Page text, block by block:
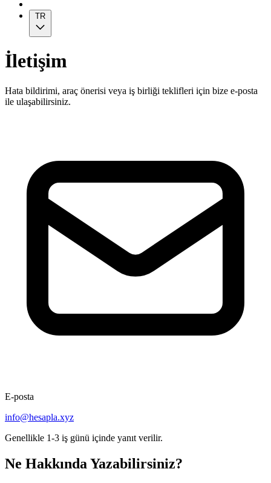
TR
İletişim
Hata bildirimi, araç önerisi veya iş birliği teklifleri için bize e-posta
ile ulaşabilirsiniz.
E-posta
info@hesapla.xyz
Genellikle 1-3 iş günü içinde yanıt verilir.
Ne Hakkında Yazabilirsiniz?